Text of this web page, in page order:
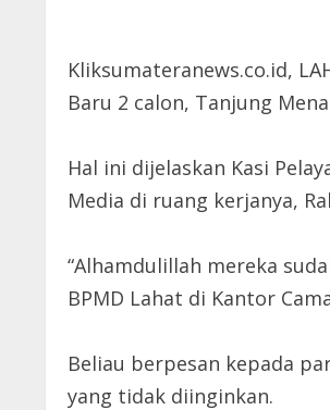
Kliksumateranews.co.id,
Baru 2 calon, Tanjung
Hal ini dijelaskan Kasi
Media di ruang kerjanya,
“Alhamdulillah mereka
BPMD Lahat di Kantor
Beliau berpesan kepada
yang tidak diinginkan.